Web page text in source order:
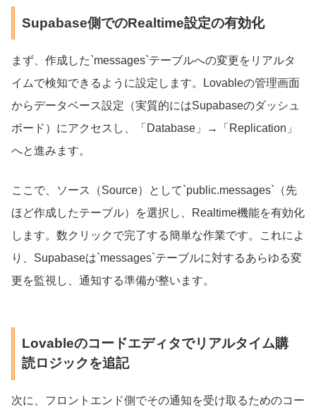
Supabase側でのRealtime設定の有効化
まず、作成した`messages`テーブルへの変更をリアルタ
イムで検知できるように設定します。Lovableの管理画面
からデータベース設定（実質的にはSupabaseのダッシュ
ボード）にアクセスし、「Database」→「Replication」
へと進みます。
ここで、ソース（Source）として`public.messages`（先
ほど作成したテーブル）を選択し、Realtime機能を有効化
します。数クリックで完了する簡単な作業です。これによ
り、Supabaseは`messages`テーブルに対するあらゆる変
更を監視し、通知する準備が整います。
Lovableのコードエディタでリアルタイム購
読ロジックを追記
次に、フロントエンド側でその通知を受け取るためのコー